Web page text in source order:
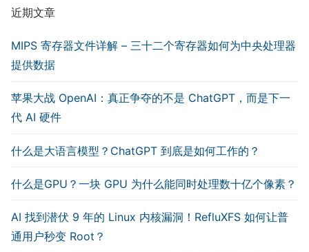
近期文章
MIPS 寄存器文件详解 – 三十二个寄存器如何为中央处理器
提供数据
苹果大战 OpenAI：真正争夺的不是 ChatGPT，而是下一
代 AI 硬件
什么是大语言模型？ChatGPT 到底是如何工作的？
什么是GPU？一块 GPU 为什么能同时处理数十亿个像素？
AI 找到潜伏 9 年的 Linux 内核漏洞！RefluXFS 如何让普
通用户秒变 Root？